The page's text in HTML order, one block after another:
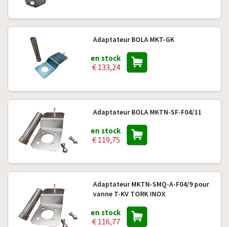
Adaptateur BOLA MKT-GK
en stock
€ 133,24
Adaptateur BOLA MKTN-SF-F04/11
en stock
€ 119,75
Adaptateur MKTN-SMQ-A-F04/9 pour
vanne T-KV TORK INOX
en stock
€ 116,77